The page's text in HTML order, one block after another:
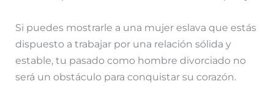
Si puedes mostrarle a una mujer eslava que estás
dispuesto a trabajar por una relación sólida y
estable, tu pasado como hombre divorciado no
será un obstáculo para conquistar su corazón.